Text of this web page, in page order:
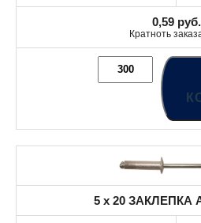
0,59 руб.
Кратноть
5 x 20 ЗАКЛЕПКА